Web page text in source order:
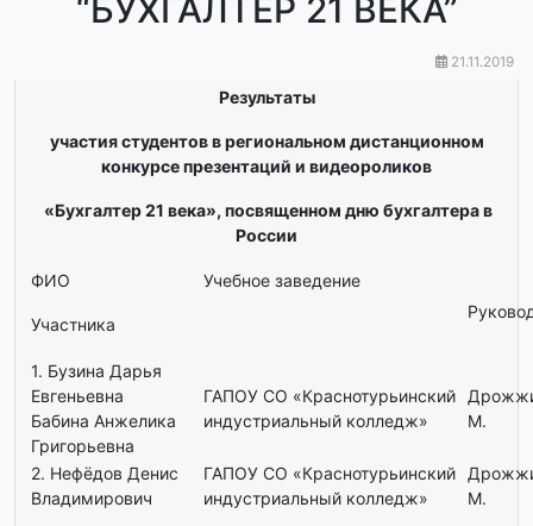
“БУХГАЛТЕР 21 ВЕКА”
21.11.2019
Результаты
участия студентов в региональном дистанционном
конкурсепрезентаций и видеороликов
«Бухгалтер 21 века», посвященном дню бухгалтера в
России
ФИО
Участника
Учебное заведение
1. Бузина Дарья
Евгеньевна
Бабина Анжелика
Григорьевна
ГАПОУ СО «Краснотурьинский
индустриальный колледж»
М.
2. Нефёдов Денис
Владимирович
ГАПОУ СО «Краснотурьинский
индустриальный колледж»
М.